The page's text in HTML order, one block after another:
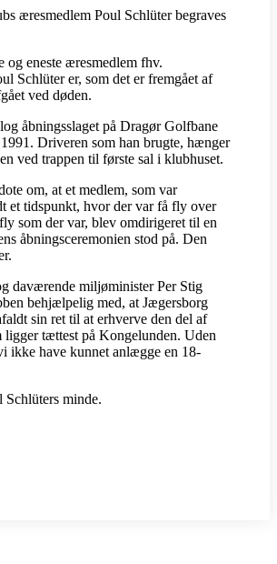
æresmedlem Poul Schlüter begraves
og eneste æresmedlem fhv.
Schlüter er, som det er fremgået af
ved døden.
åbningsslaget på Dragør Golfbane
Driveren som han brugte, hænger
ved trappen til første sal i klubhuset.
om, at et medlem, som var
et tidspunkt, hvor der var få fly over
som der var, blev omdirigeret til en
åbningsceremonien stod på. Den
daværende miljøminister Per Stig
behjælpelig med, at Jægersborg
sin ret til at erhverve den del af
ligger tættest på Kongelunden. Uden
ikke have kunnet anlægge en 18-
minde.